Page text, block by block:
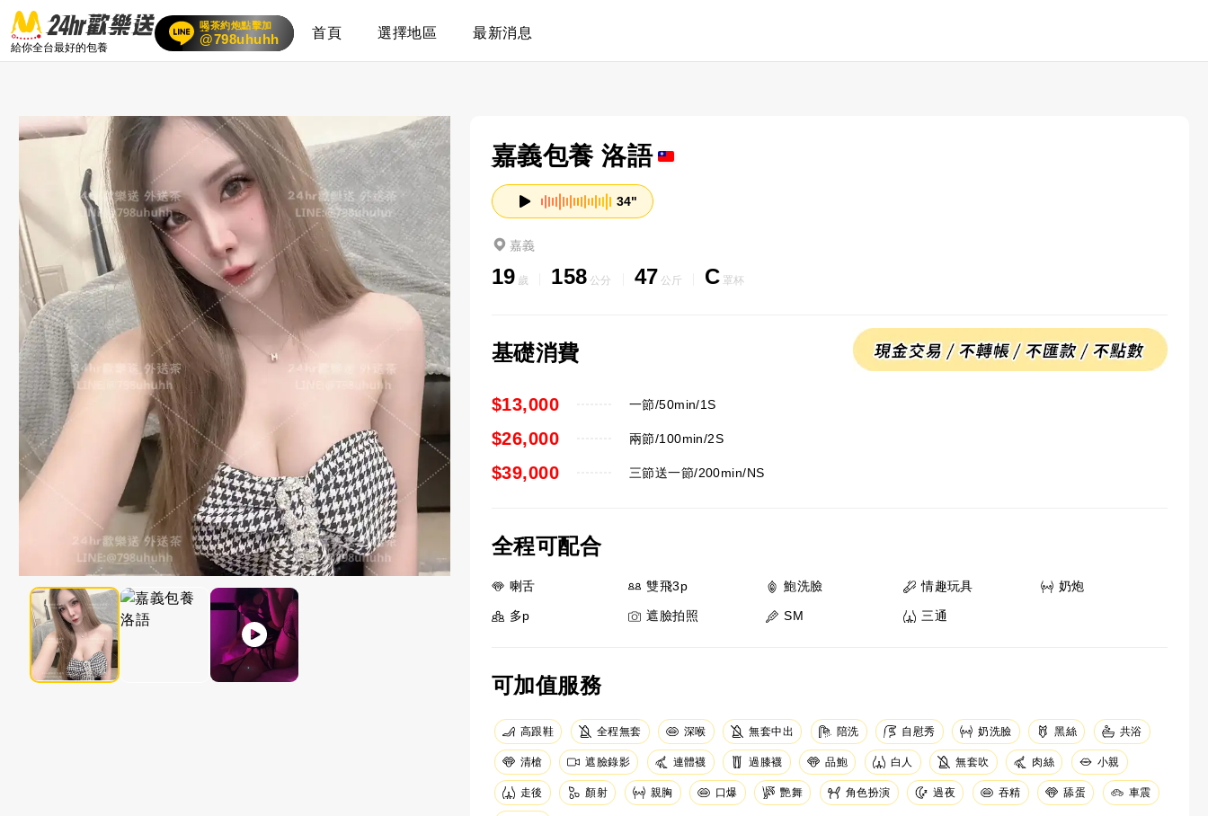
給你全台最好的包養
喝茶約炮點擊加
賴
24小時客服在線
@798uhuhh 首頁 選擇地區 最新消息
嘉義包養 洛語
34"
嘉義
19 歲 158 公分 47 公斤 C 罩杯
基礎消費
一節/50min/1S
$13,000
兩節/100min/2S
$26,000
三節送一節/200min/NS
$39,000
全程可配合
喇舌 雙飛3p 鮑洗臉 情趣玩具 奶炮
多p 遮臉拍照 SM 三通
可加值服務
高跟鞋 全程無套 深喉 無套中出 陪洗 自慰秀 奶洗臉 黑絲 共浴
清槍 遮臉錄影 連體襪 過膝襪 品鮑 白人 無套吹 肉絲 小親
走後 顏射 親胸 口爆 艷舞 角色扮演 過夜 吞精 舔蛋 車震